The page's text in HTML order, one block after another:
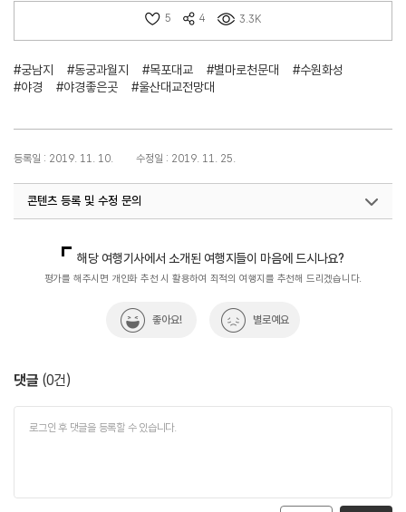
5 4 3.3K
#궁남지 #동궁과월지 #목포대교 #별마로천문대
#수원화성
#야경
#야경좋은곳 #울산대교전망대
등록일 : 2019. 11. 10. 수정일 : 2019. 11. 25.
콘텐츠 등록 및 수정 문의
해당 여행기사에서 소개된 여행지들이 마음에 드시나요?
평가를 해주시면 개인화 추천 시 활용하여 최적의 여행지를 추천해 드리겠습니다.
좋아요! 별로예요
댓글 (0건)